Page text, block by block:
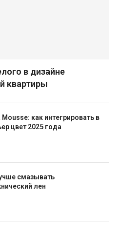
в дизайне
квартиры
Mousse: как интегрировать в
цвет 2025 года
смазывать
лен